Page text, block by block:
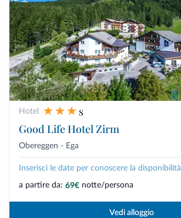
Hotel
s
Good Life Hotel Zirm
Obereggen - Ega
Inserisci le date per conoscere la disponibilità
a partire da: 69€ notte/persona
Vedi alloggio